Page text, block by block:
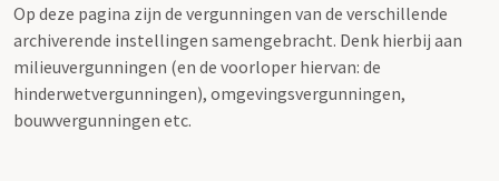
Op deze pagina zijn de vergunningen van de verschillende
archiverende instellingen samengebracht. Denk hierbij aan
milieuvergunningen (en de voorloper hiervan: de
hinderwetvergunningen), omgevingsvergunningen,
bouwvergunningen etc.